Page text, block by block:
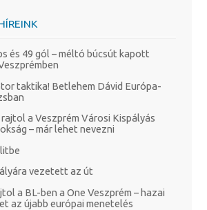
és 49 gól – méltó búcsút kapott
taktika! Betlehem Dávid Európa-
a Veszprém Városi Kispályás
– már lehet nevezni
vezetett az út
a BL-ben a One Veszprém – hazai
az újabb európai menetelés